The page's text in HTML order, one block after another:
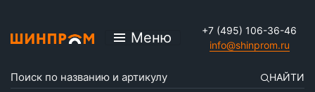
Меню
+7 (495) 106-36-46
info@shinprom.ru
НАЙТИ